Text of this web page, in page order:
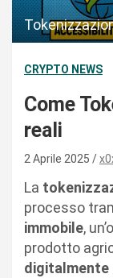
CRYPTO NEWS
Come
reali
2 Aprile 2025
La
processo
immobile,
prodotto
digitalmente